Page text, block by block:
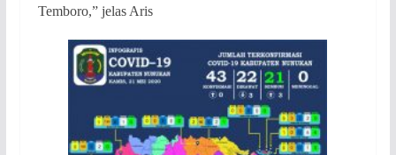
Temboro,” jelas Aris